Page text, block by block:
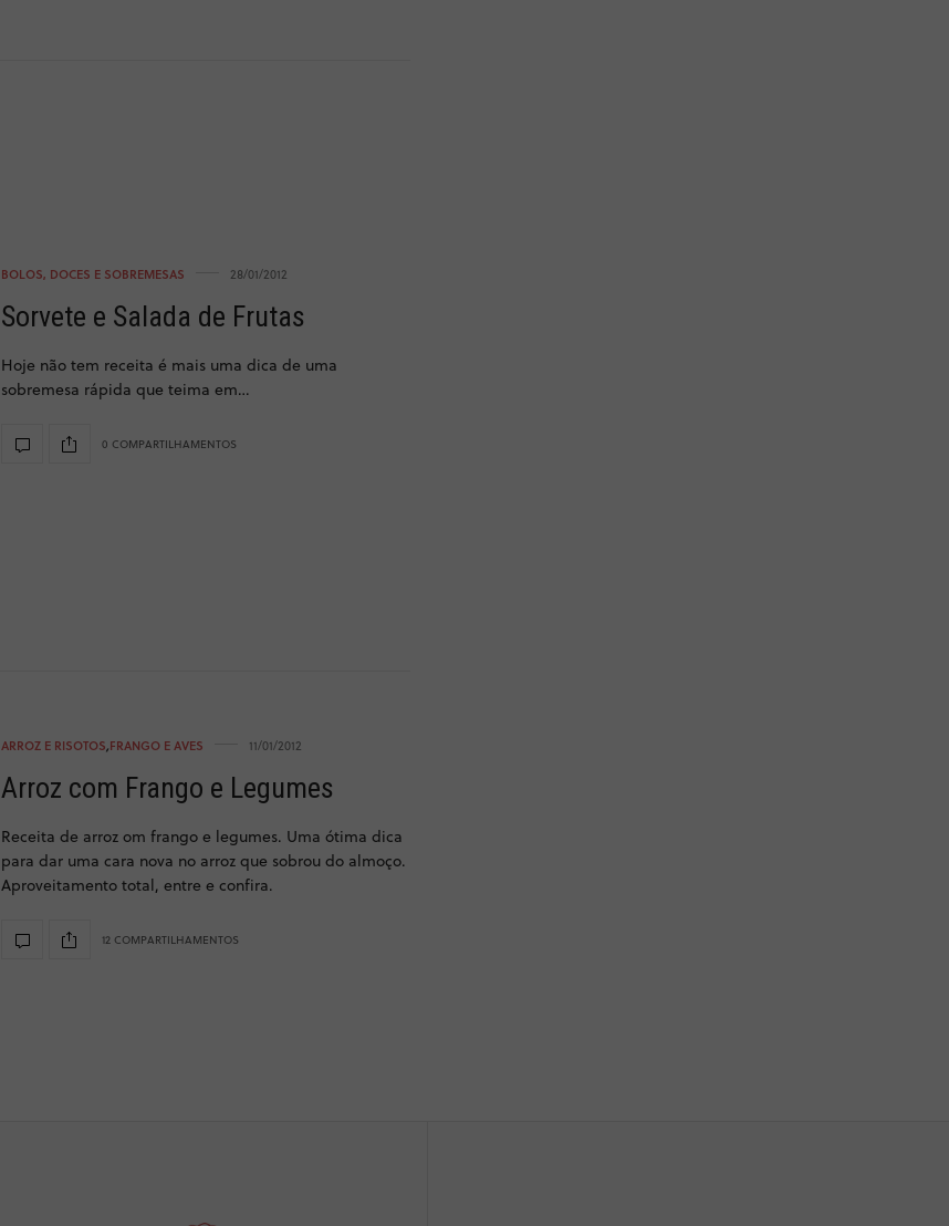
BOLOS, DOCES E SOBREMESAS 28/01/2012
Sorvete e Salada de Frutas
Hoje não tem receita é mais uma dica de uma
sobremesa rápida que teima em…
0 COMPARTILHAMENTOS
ARROZ E RISOTOS,FRANGO E AVES 11/01/2012
Arroz com Frango e Legumes
Receita de arroz om frango e legumes. Uma ótima dica
para dar uma cara nova no arroz que sobrou do almoço.
Aproveitamento total, entre e confira.
12 COMPARTILHAMENTOS